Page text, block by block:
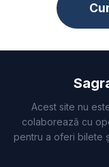
Acest site nu
colaborează cu
pentru a oferi bilete